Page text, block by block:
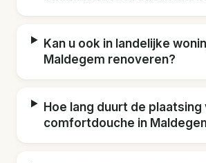
Kan u ook in landelijke
Maldegem renoveren?
Hoe lang duurt de plaatsing
comfortdouche in